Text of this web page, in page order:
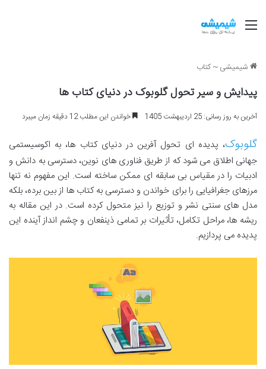
منو
شیمیشی~کتاب
پیدایش و سیر تحول گلوبوک در دنیای کتاب ها
آخرین به روز رسانی: 25 اردیبهشت 1405 خواندن این مطلب 12 دقیقه زمان میبرد
گلوبوک، پدیده ای تحول آفرین در دنیای کتاب ها، به اکوسیستمی
جهانی اطلاق می شود که از طریق فناوری های نوین، دسترسی به دانش و
ادبیات را در مقیاس بی سابقه ای ممکن ساخته است. این مفهوم نه تنها
مرزهای جغرافیایی را برای خواندن و دسترسی به کتاب ها از بین برده، بلکه
مدل های سنتی نشر و توزیع را نیز متحول کرده است. در این مقاله به
ریشه ها، مراحل تکامل، تأثیرات بر تمامی ذینفعان و چشم انداز آینده این
پدیده می پردازیم.